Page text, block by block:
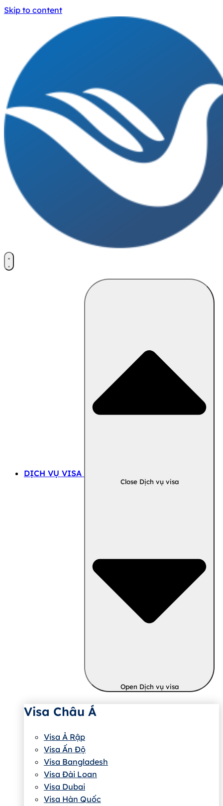
Skip to content
DỊCH VỤ VISA
Close Dịch vụ visa
Open Dịch vụ visa
Visa Châu Á
Visa Ả Rập
Visa Ấn Độ
Visa Bangladesh
Visa Đài Loan
Visa Dubai
Visa Hàn Quốc